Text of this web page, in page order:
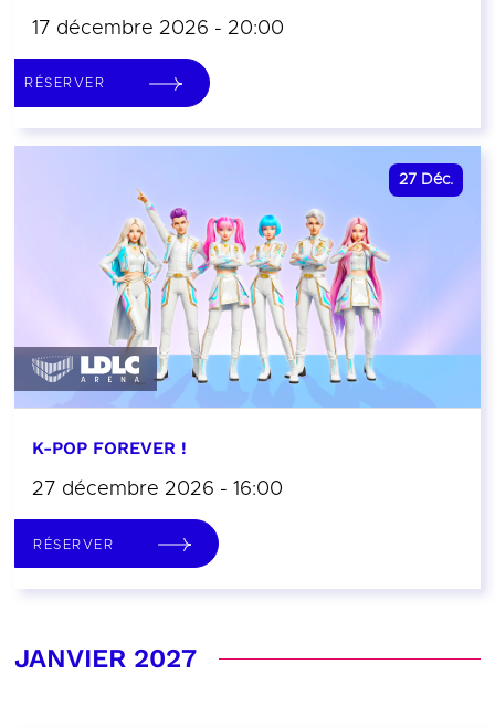
17 décembre 2026 - 20:00
RÉSERVER
27 Déc.
K-POP FOREVER !
27 décembre 2026 - 16:00
RÉSERVER
JANVIER 2027